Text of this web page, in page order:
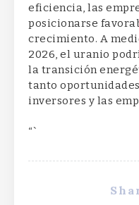
eficiencia, las
posicionarse
crecimiento. A
2026, el uranio
la transición
tanto
inversores y las
“`